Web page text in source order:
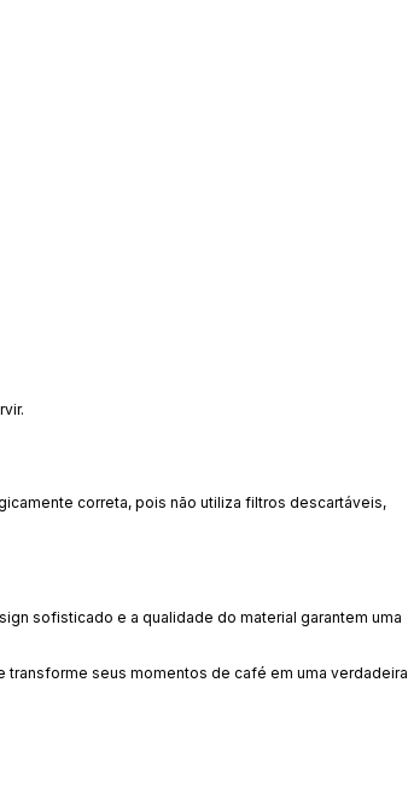
correta, pois não utiliza filtros descartáveis,
sofisticado e a qualidade do material garantem uma
transforme seus momentos de café em uma verdadeira